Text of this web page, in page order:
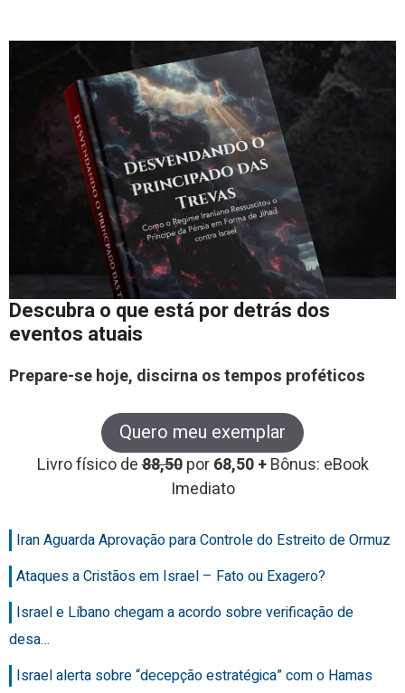
Descubra o que está por detrás dos
eventos atuais
Prepare-se hoje, discirna os tempos proféticos
Quero meu exemplar
Livro físico de88,50 por68,50 +Bônus: eBook
Imediato
Iran Aguarda Aprovação para Controle do Estreito de Ormuz
Ataques a Cristãos em Israel – Fato ou Exagero?
Israel e Líbano chegam a acordo sobre verificação de
desa…
Israel alerta sobre “decepção estratégica” com o Hamas